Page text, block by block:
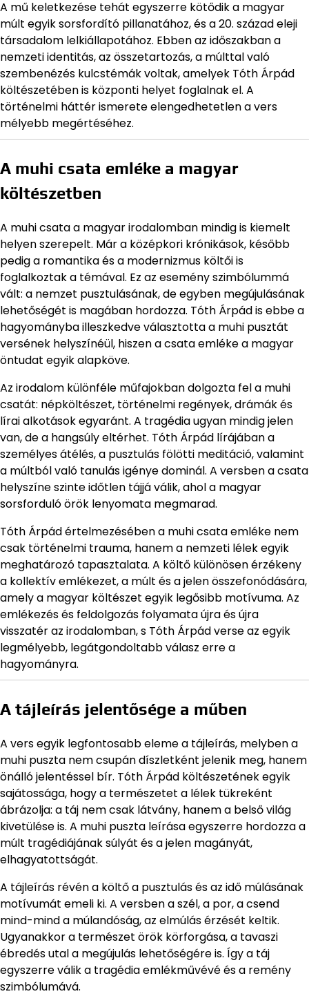
A mű keletkezése tehát egyszerre kötődik a magyar
múlt egyik sorsfordító pillanatához, és a 20. század eleji
társadalom lelkiállapotához. Ebben az időszakban a
nemzeti identitás, az összetartozás, a múlttal való
szembenézés kulcstémák voltak, amelyek Tóth Árpád
költészetében is központi helyet foglalnak el. A
történelmi háttér ismerete elengedhetetlen a vers
mélyebb megértéséhez.
A muhi csata emléke a magyar
költészetben
A muhi csata a magyar irodalomban mindig is kiemelt
helyen szerepelt. Már a középkori krónikások, később
pedig a romantika és a modernizmus költői is
foglalkoztak a témával. Ez az esemény szimbólummá
vált: a nemzet pusztulásának, de egyben megújulásának
lehetőségét is magában hordozza. Tóth Árpád is ebbe a
hagyományba illeszkedve választotta a muhi pusztát
versének helyszínéül, hiszen a csata emléke a magyar
öntudat egyik alapköve.
Az irodalom különféle műfajokban dolgozta fel a muhi
csatát: népköltészet, történelmi regények, drámák és
lírai alkotások egyaránt. A tragédia ugyan mindig jelen
van, de a hangsúly eltérhet. Tóth Árpád lírájában a
személyes átélés, a pusztulás fölötti meditáció, valamint
a múltból való tanulás igénye dominál. A versben a csata
helyszíne szinte időtlen tájjá válik, ahol a magyar
sorsforduló örök lenyomata megmarad.
Tóth Árpád értelmezésében a muhi csata emléke nem
csak történelmi trauma, hanem a nemzeti lélek egyik
meghatározó tapasztalata. A költő különösen érzékeny
a kollektív emlékezet, a múlt és a jelen összefonódására,
amely a magyar költészet egyik legősibb motívuma. Az
emlékezés és feldolgozás folyamata újra és újra
visszatér az irodalomban, s Tóth Árpád verse az egyik
legmélyebb, legátgondoltabb válasz erre a
hagyományra.
A tájleírás jelentősége a műben
A vers egyik legfontosabb eleme a tájleírás, melyben a
muhi puszta nem csupán díszletként jelenik meg, hanem
önálló jelentéssel bír. Tóth Árpád költészetének egyik
sajátossága, hogy a természetet a lélek tükreként
ábrázolja: a táj nem csak látvány, hanem a belső világ
kivetülése is. A muhi puszta leírása egyszerre hordozza a
múlt tragédiájának súlyát és a jelen magányát,
elhagyatottságát.
A tájleírás révén a költő a pusztulás és az idő múlásának
motívumát emeli ki. A versben a szél, a por, a csend
mind-mind a múlandóság, az elmúlás érzését keltik.
Ugyanakkor a természet örök körforgása, a tavaszi
ébredés utal a megújulás lehetőségére is. Így a táj
egyszerre válik a tragédia emlékművévé és a remény
szimbólumává.